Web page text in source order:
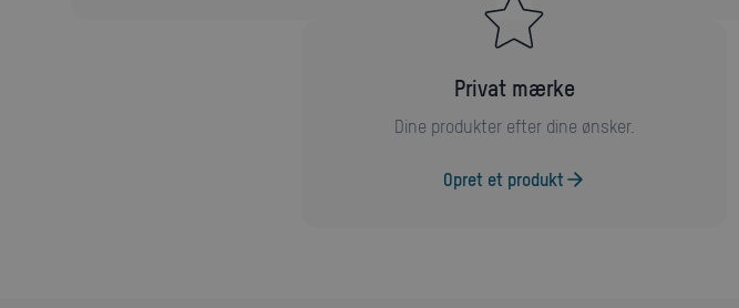
Privat mærke
Dine produkter efter dine ønsker.
Opret et produkt